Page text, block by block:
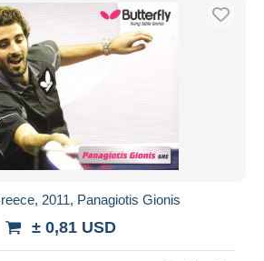
2011, Panagiotis Gionis
± 0,81 USD